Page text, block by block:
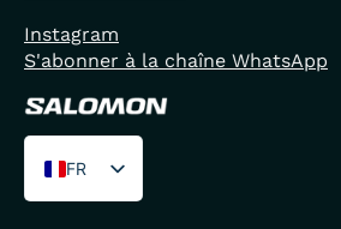
Instagram
S'abonner à la chaîne WhatsApp
FR
DE